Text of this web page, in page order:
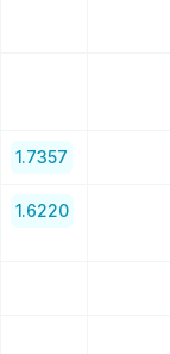
1.7357
1.6220